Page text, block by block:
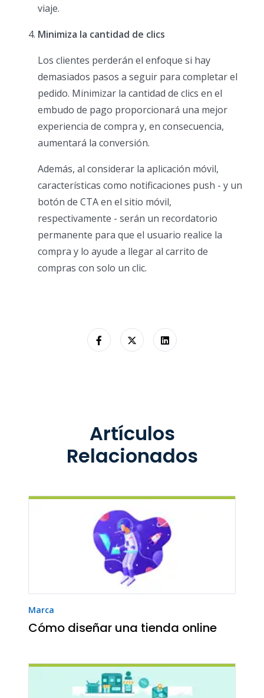
viaje.
Minimiza la cantidad de clics
Los clientes perderán el enfoque si hay
demasiados pasos a seguir para completar el
pedido. Minimizar la cantidad de clics en el
embudo de pago proporcionará una mejor
experiencia de compra y, en consecuencia,
aumentará la conversión.
Además, al considerar la aplicación móvil,
características como notificaciones push - y un
botón de CTA en el sitio móvil,
respectivamente - serán un recordatorio
permanente para que el usuario realice la
compra y lo ayude a llegar al carrito de
compras con solo un clic.
Artículos
Relacionados
Marca
Cómo diseñar una tienda online